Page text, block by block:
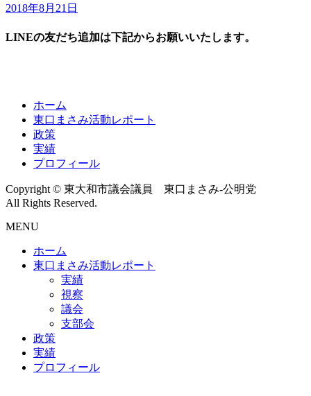
2018年8月21日
LINEの友だち追加は下記からお願いいたします。
ホーム
東口まさみ活動レポート
政策
実績
プロフィール
Copyright © 東大和市議会議員 東口まさみ-公明党
All Rights Reserved.
MENU
ホーム
東口まさみ活動レポート
実績
視察
議会
支部会
政策
実績
プロフィール